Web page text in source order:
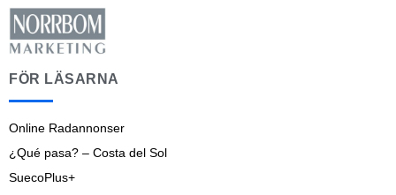
FÖR LÄSARNA
Online Radannonser
¿Qué pasa? – Costa del Sol
SuecoPlus+